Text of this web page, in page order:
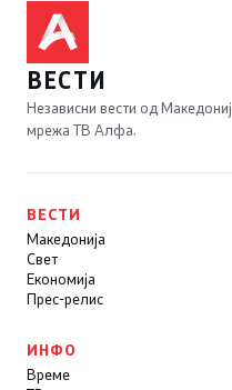
ВЕСТИ
Независни вести од
мрежа ТВ Алфа.
ВЕСТИ
Македонија
Свет
Економија
Прес-релис
ИНФО
Време